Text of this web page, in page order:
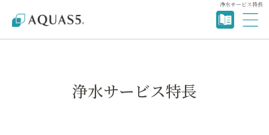
浄水サービス特長
浄水サービス特長